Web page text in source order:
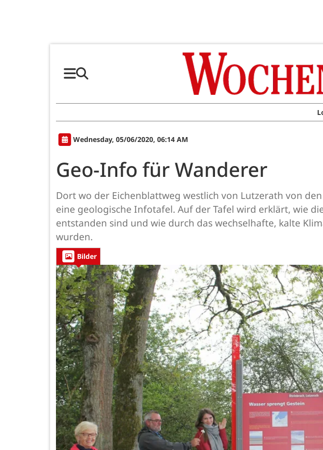
Wednesday, 05/06/2020, 06:14 AM
Geo-Info für Wanderer
Dort wo der Eichenblattweg westlich von Lutzerath von
eine geologische Infotafel. Auf der Tafel wird erklärt, wie
entstanden sind und wie durch das wechselhafte, kalte
wurden.
Bilder